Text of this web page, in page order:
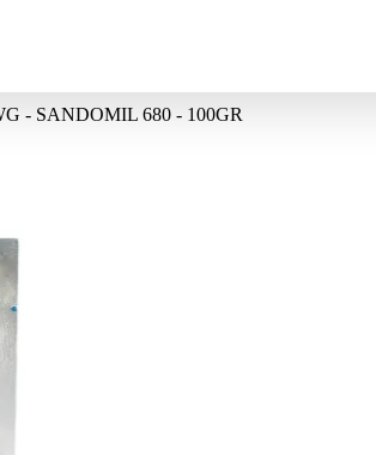
- SANDOMIL 680 - 100GR